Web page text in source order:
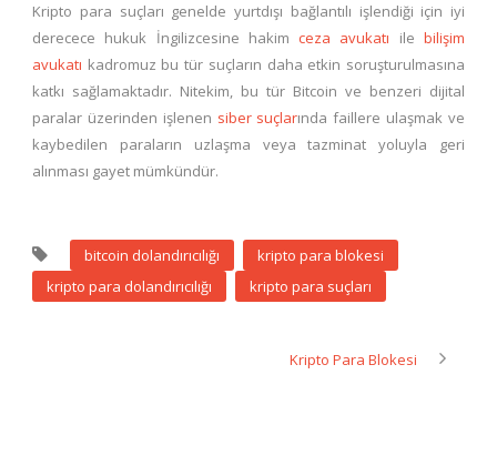
Kripto para suçları genelde yurtdışı bağlantılı işlendiği için iyi
derecece hukuk İngilizcesine hakimceza avukatı ilebilişim
avukatı kadromuz bu tür suçların daha etkin soruşturulmasına
katkı sağlamaktadır. Nitekim, bu tür Bitcoin ve benzeri dijital
paralar üzerinden işlenen siber suçlarında faillere ulaşmak ve
kaybedilen paraların uzlaşma veya tazminat yoluyla geri
alınması gayet mümkündür.
bitcoin dolandırıcılığı
kripto para blokesi
kripto para dolandırıcılığı
kripto para suçları
Kripto Para Blokesi